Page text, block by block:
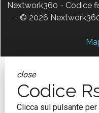
Nextwork360 - Codice
- © 2026
close
Codice
Clicca sul pulsante